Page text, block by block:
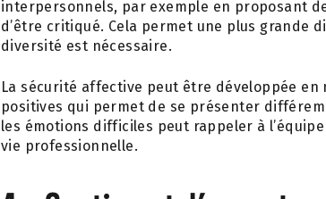
interpersonnels, par exemple en proposant
d’être critiqué. Cela permet une plus grande
diversité est nécessaire.
La sécurité affective peut être développée
positives qui permet de se présenter
les émotions difficiles peut rappeler à
vie professionnelle.